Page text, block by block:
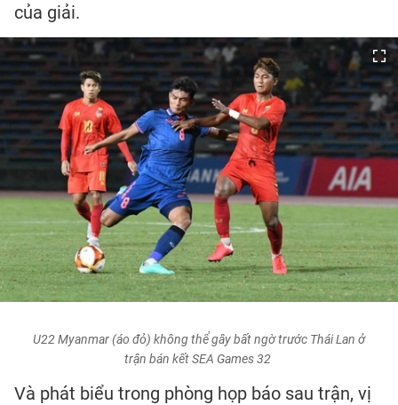
của giải.
U22 Myanmar (áo đỏ) không thể gây bất ngờ trước Thái Lan ở
trận bán kết SEA Games 32
Và phát biểu trong phòng họp báo sau trận, vị